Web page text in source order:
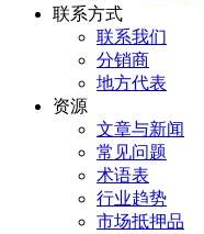
联系方式
联系我们
分销商
地方代表
资源
文章与新闻
常见问题
术语表
行业趋势
市场抵押品